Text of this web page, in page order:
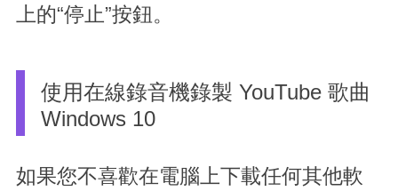
上的“停止”按鈕。
使用在線錄音機錄製 YouTube 歌曲
Windows 10
如果您不喜歡在電腦上下載任何其他軟